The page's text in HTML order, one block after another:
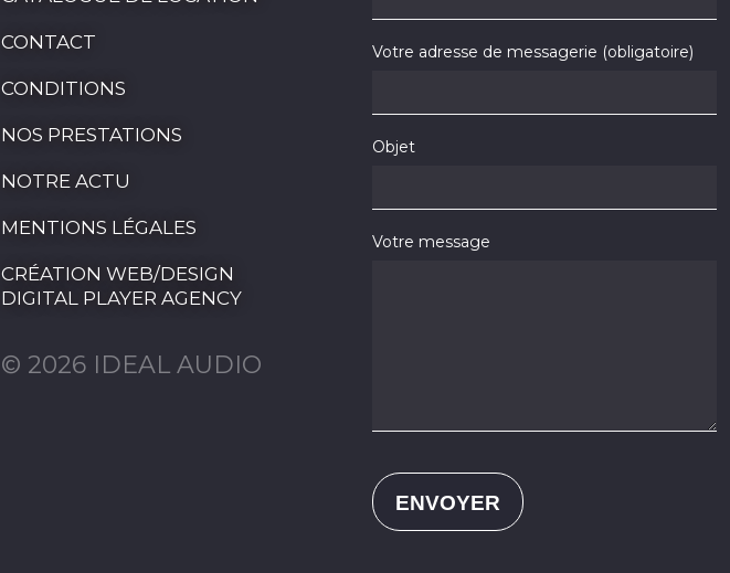
CONTACT
CONDITIONS
NOS PRESTATIONS
NOTRE ACTU
MENTIONS LÉGALES
CRÉATION WEB/DESIGN
DIGITAL PLAYER AGENCY
© 2026 IDEAL AUDIO
Votre adresse de messagerie (obligatoire)
Objet
Votre message